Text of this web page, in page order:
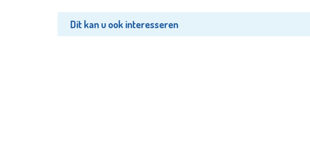
Dit kan u ook interesseren